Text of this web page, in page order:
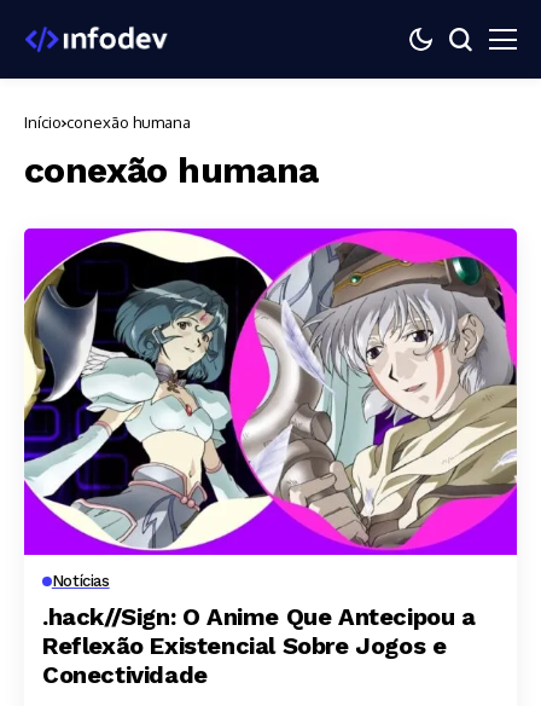
Início conexão humana
conexão humana
Notícias
.hack//Sign: O Anime Que Antecipou a
Reflexão Existencial Sobre Jogos e
Conectividade